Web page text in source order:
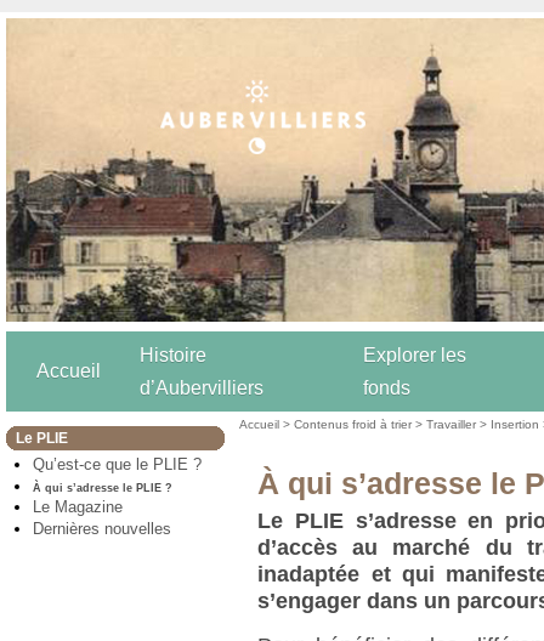
Accueil
Histoire
d’Aubervilliers
Explorer les
fonds
Le PLIE
Qu’est-ce que le PLIE ?
À qui s’adresse le PLIE ?
Le Magazine
Dernières nouvelles
Accueil >Contenus froid à trier >Travailler > Insertion
À qui s’adresse le
Le PLIE s’adresse en
d’accès au marché du
inadaptée et qui
s’engager dans un